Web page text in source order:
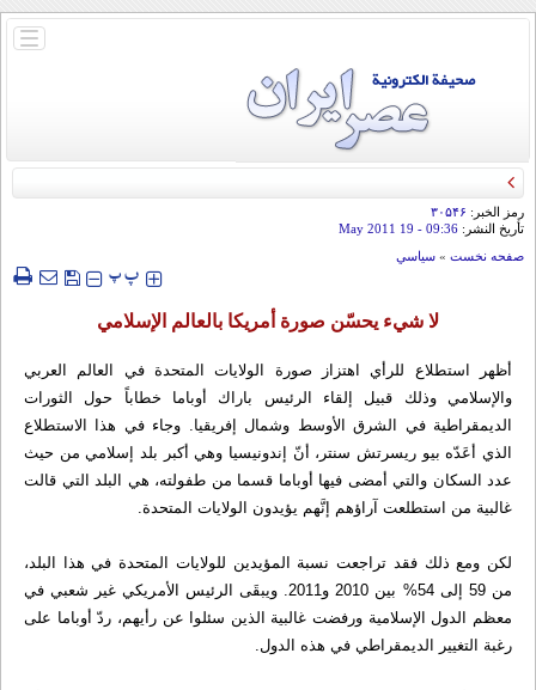
باز
رمز الخبر: ۳۰۵۴۶
تأريخ النشر: 09:36
- 19 May 2011
صفحه نخست » سياسي
‍‍‍ پپ
لا شيء يحسّن صورة أمريكا بالعالم الإسلامي
أظهر استطلاع للرأي اهتزاز صورة الولايات المتحدة في العالم العربي
والإسلامي وذلك قبيل إلقاء الرئيس باراك أوباما خطاباً حول الثورات
الديمقراطية في الشرق الأوسط وشمال إفريقيا. وجاء في هذا الاستطلاع
الذي أعَدّه بيو ريسرتش سنتر، أنّ إندونيسيا وهي أكبر بلد إسلامي من حيث
عدد السكان والتي أمضى فيها أوباما قسما من طفولته، هي البلد التي قالت
غالبية من استطلعت آراؤهم إنَّهم يؤيدون الولايات المتحدة.
لكن ومع ذلك فقد تراجعت نسبة المؤيدين للولايات المتحدة في هذا البلد،
من 59 إلى 54% بين 2010 و2011. ويبقَى الرئيس الأمريكي غير شعبي في
معظم الدول الإسلامية ورفضت غالبية الذين سئلوا عن رأيهم، ردّ أوباما على
رغبة التغيير الديمقراطي في هذه الدول.